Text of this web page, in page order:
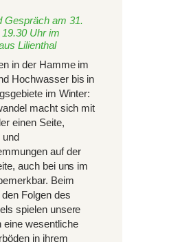
Gespräch am 31.
Uhr im
Lilienthal
in der Hamme im
Hochwasser bis in
im Winter:
macht sich mit
einen Seite,
und
auf der
auch bei uns im
Beim
Folgen des
spielen unsere
eine wesentliche
in ihrem